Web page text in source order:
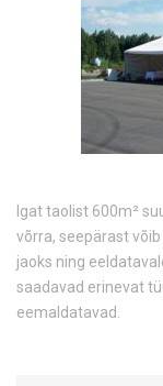
Igat taolist 600m²
võrra, seepärast
jaoks ning
saadavad erinevat
eemaldatavad.